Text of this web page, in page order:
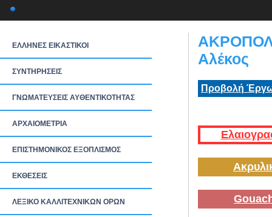
ΕΛΛΗΝΕΣ ΕΙΚΑΣΤΙΚΟΙ
ΣΥΝΤΗΡΗΣΕΙΣ
ΓΝΩΜΑΤΕΥΣΕΙΣ ΑΥΘΕΝΤΙΚΟΤΗΤΑΣ
ΑΡΧΑΙΟΜΕΤΡΙΑ
ΕΠΙΣΤΗΜΟΝΙΚΟΣ ΕΞΟΠΛΙΣΜΟΣ
ΕΚΘΕΣΕΙΣ
ΛΕΞΙΚΟ ΚΑΛΛΙΤΕΧΝΙΚΩΝ ΟΡΩΝ
Αλέκος
Προβολή